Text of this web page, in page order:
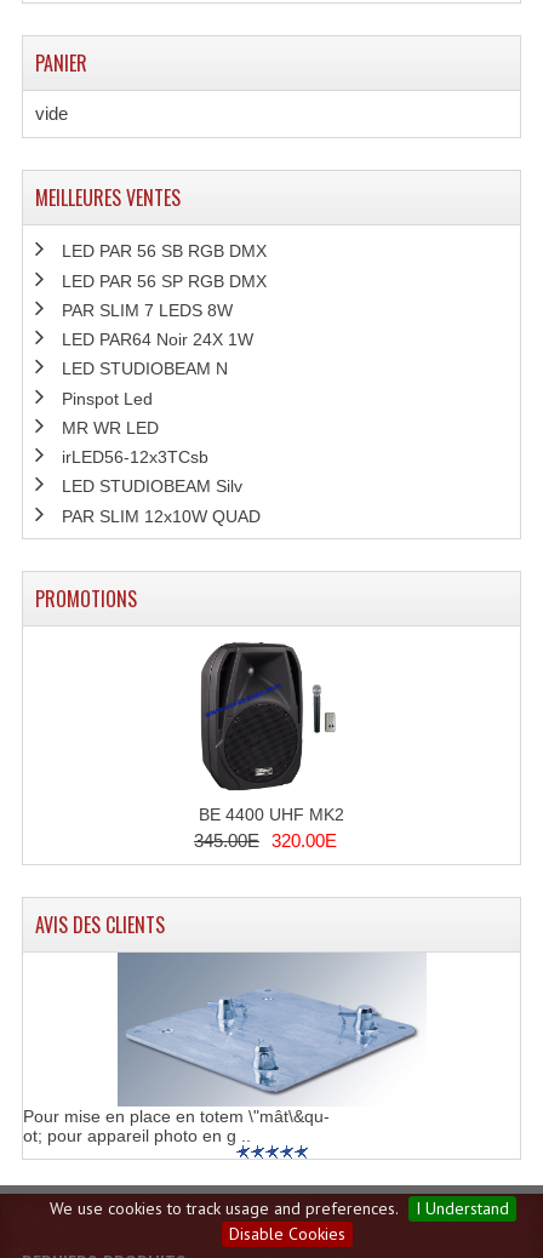
We use cookies to track usage and preferences.
I Understand
Disable Cookies
PANIER
vide
MEILLEURES VENTES
LED PAR 56 SB RGB DMX
LED PAR 56 SP RGB DMX
PAR SLIM 7 LEDS 8W
LED PAR64 Noir 24X 1W
LED STUDIOBEAM N
Pinspot Led
MR WR LED
irLED56-12x3TCsb
LED STUDIOBEAM Silv
PAR SLIM 12x10W QUAD
PROMOTIONS
BE 4400 UHF MK2
345.00E 320.00E
AVIS DES CLIENTS
Pour mise en place en totem \"mât\&qu-
ot; pour appareil photo en g ..